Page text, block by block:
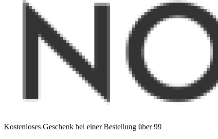
Kostenloses Geschenk bei einer Bestellung über 99